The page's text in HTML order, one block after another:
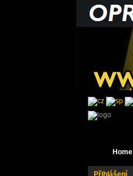
Home
Přihlášení